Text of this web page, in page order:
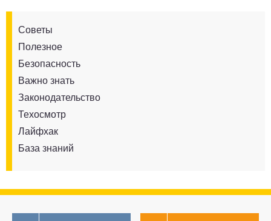
Советы
Полезное
Безопасность
Важно знать
Законодательство
Техосмотр
Лайфхак
База знаний